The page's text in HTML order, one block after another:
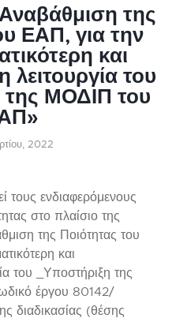
της
ΕΑΠ, για την
και
λειτουργία του
της ΜΟΔΙΠ του
2022
ενδιαφερόμενους
στο πλαίσιο της
της Ποιότητας του
και
του _Υποστήριξη της
έργου 80142/
(θέσης